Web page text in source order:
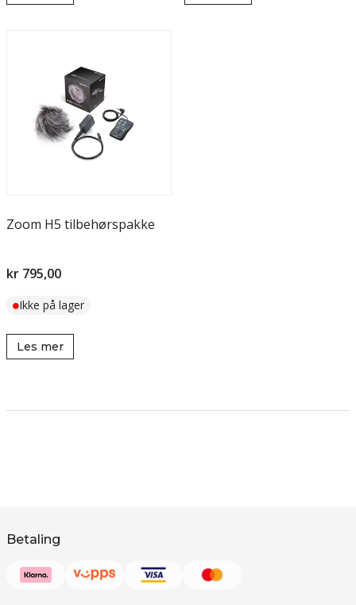
Zoom H5 tilbehørspakke
kr 795,00
Ikke på lager
Les mer
Betaling